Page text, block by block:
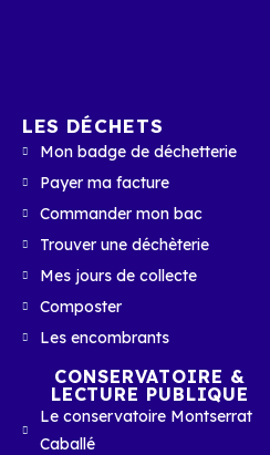
LES DÉCHETS
Mon badge de déchetterie
Payer ma facture
Commander mon bac
Trouver une déchèterie
Mes jours de collecte
Composter
Les encombrants
CONSERVATOIRE &
LECTURE PUBLIQUE
Le conservatoire Montserrat
Caballé